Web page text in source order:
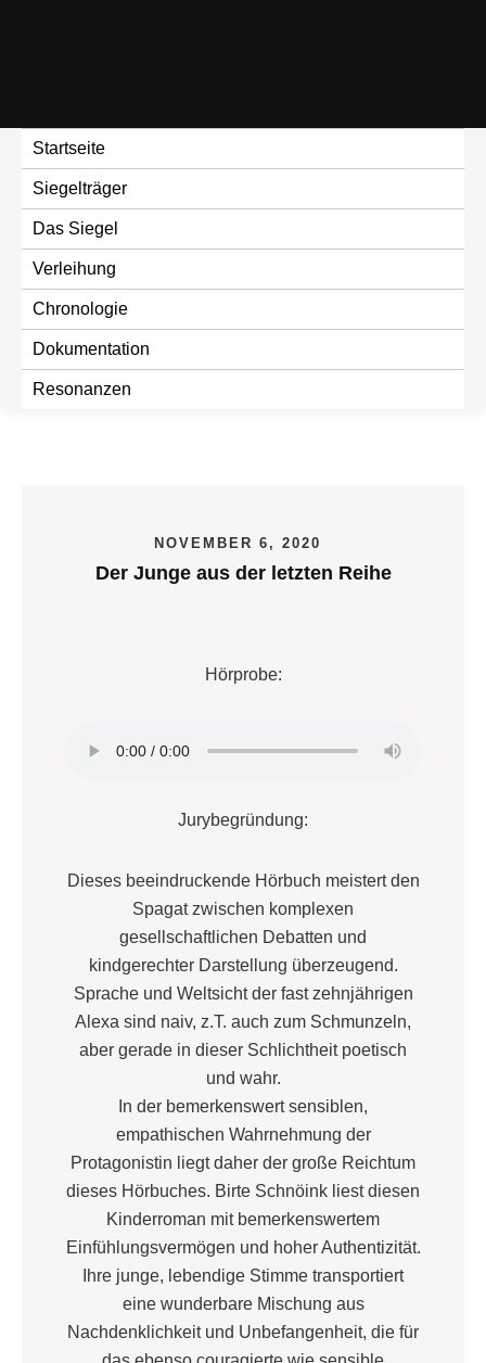
Startseite
Siegelträger
Das Siegel
Verleihung
Chronologie
Dokumentation
Resonanzen
NOVEMBER 6, 2020
Der Junge aus der letzten Reihe
Hörprobe:
Jurybegründung:
Dieses beeindruckende Hörbuch meistert den
Spagat zwischen komplexen
gesellschaftlichen Debatten und
kindgerechter Darstellung überzeugend.
Sprache und Weltsicht der fast zehnjährigen
Alexa sind naiv, z.T. auch zum Schmunzeln,
aber gerade in dieser Schlichtheit poetisch
und wahr.
In der bemerkenswert sensiblen,
empathischen Wahrnehmung der
Protagonistin liegt daher der große Reichtum
dieses Hörbuches. Birte Schnöink liest diesen
Kinderroman mit bemerkenswertem
Einfühlungsvermögen und hoher Authentizität.
Ihre junge, lebendige Stimme transportiert
eine wunderbare Mischung aus
Nachdenklichkeit und Unbefangenheit, die für